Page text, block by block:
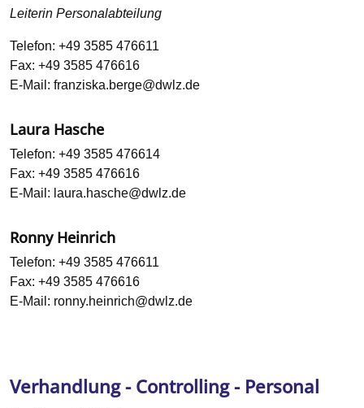
Leiterin Personalabteilung
Telefon: +49 3585 476611
Fax: +49 3585 476616
E-Mail: franziska.berge@dwlz.de
Laura Hasche
Telefon: +49 3585 476614
Fax: +49 3585 476616
E-Mail: laura.hasche@dwlz.de
Ronny Heinrich
Telefon: +49 3585 476611
Fax: +49 3585 476616
E-Mail: ronny.heinrich@dwlz.de
Verhandlung - Controlling - Personal